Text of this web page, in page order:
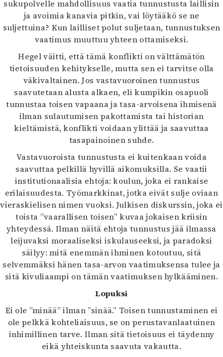
sukupolvelle mahdollisuus vaatia tunnustusta laillisin
ja avoimia kanavia pitkin, vai löytääkö se ne
suljettuina? Kun lailliset polut suljetaan, tunnustuksen
vaatimus muuttuu yhteen ottamiseksi.
Hegel väitti, että tämä konflikti on välttämätön
tietoisuuden kehitykselle, mutta sen ei tarvitse olla
väkivaltainen. Jos vastavuoroinen tunnustus
saavutetaan alusta alkaen, eli kumpikin osapuoli
tunnustaa toisen vapaana ja tasa-arvoisena ihmisenä
ilman sulautumisen pakottamista tai historian
kieltämistä, konflikti voidaan ylittää ja saavuttaa
tasapainoinen suhde.
Vastavuoroista tunnustusta ei kuitenkaan voida
saavuttaa pelkillä hyvillä aikomuksilla. Se vaatii
institutionaalisia ehtoja: koulun, joka ei rankaise
erilaisuudesta. Työmarkkinat, jotka eivät sulje oviaan
vieraskielisen nimen vuoksi. Julkisen diskurssin, joka ei
toista ”vaarallisen toisen” kuvaa jokaisen kriisin
yhteydessä. Ilman näitä ehtoja tunnustus jää ilmassa
leijuvaksi moraaliseksi iskulauseeksi, ja paradoksi
säilyy: mitä enemmän ihminen kotoutuu, sitä
selvemmäksi hänen tasa-arvon vaatimuksensa tulee ja
sitä kivuliaampi on tämän vaatimuksen hylkääminen.
Lopuksi
Ei ole ”minää” ilman ”sinää.” Toisen tunnustaminen ei
ole pelkkä kohteliaisuus, se on perustavanlaatuinen
inhimillinen tarve. Ilman sitä tietoisuus ei täydenny
eikä yhteiskunta saavuta vakautta.